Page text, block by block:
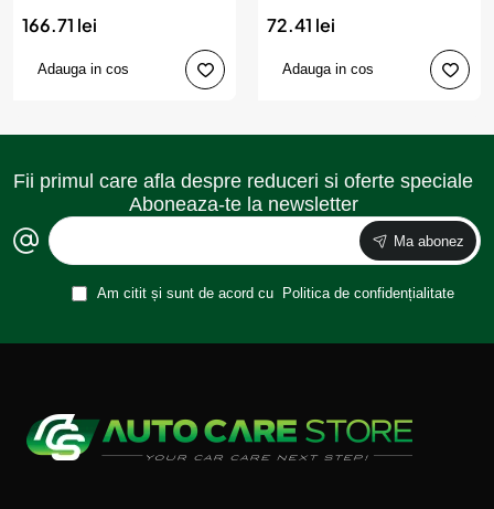
166.71 lei
Adauga in cos
72.41 lei
Adauga in cos
Fii primul care afla despre reduceri si oferte speciale
Aboneaza-te la newsletter
Ma abonez
Am citit și sunt de acord cu Politica de confidențialitate